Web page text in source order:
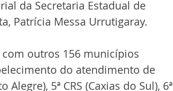
da Secretaria Estadual de
Patrícia Messa Urrutigaray.
outros 156 municípios
do atendimento de
5ª CRS (Caxias do Sul), 6ª